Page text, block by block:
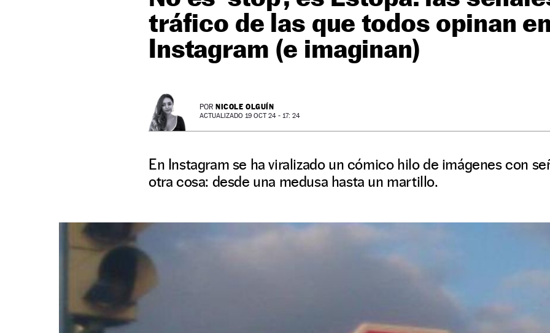
tráfico de las que todos opinan
Instagram (e imaginan)
POR NICOLE OLGUÍN
ACTUALIZADO 19 OCT 24 - 17: 24
En Instagram se ha viralizado un cómico hilo de imágenes con
otra cosa: desde una medusa hasta un martillo.